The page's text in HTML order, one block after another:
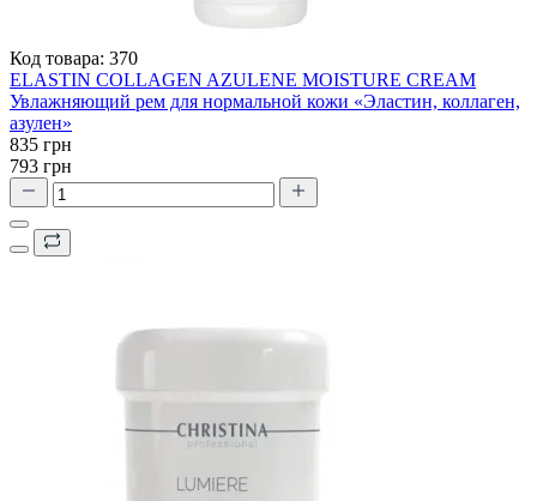
Код товара: 370
ELASTIN COLLAGEN AZULENE MOISTURE CREAM
Увлажняющий рем для нормальной кожи «Эластин, коллаген,
азулен»
835 грн
793 грн